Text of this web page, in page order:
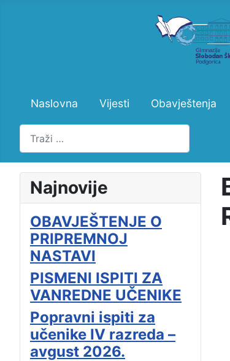
Naslovna Vijesti Obavještenja
Pretraži
Najnovije
OBAVJEŠTENJE O
PRIPREMNOJ
NASTAVI
PISMENI ISPITI ZA
VANREDNE UČENIKE
Popravni ispiti za
učenike IV razreda –
avgust 2026.